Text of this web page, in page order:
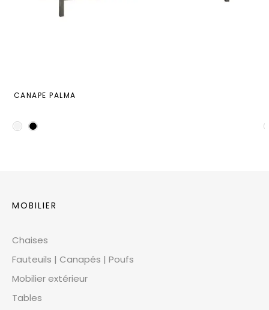
CANAPE PALMA
MOBILIER
Chaises
Fauteuils | Canapés | Poufs
Mobilier extérieur
Tables